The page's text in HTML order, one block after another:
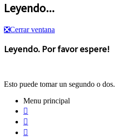
Leyendo...
❎Cerrar ventana
Leyendo. Por favor espere!
Esto puede tomar un segundo o dos.
Menu principal


